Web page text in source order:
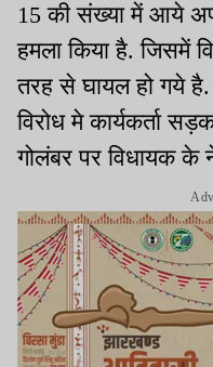
15 की संख्या में आये
हमला किया है. जिसमें
तरह से घायल हो गये
विरोध मे कार्यकर्ता
गोलंबर पर विधायक